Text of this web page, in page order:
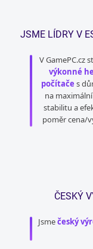
JSME LÍDRY V
V GamePC.cz
výkonné
počítače s
na maximální
stabilitu a
poměr cena/
ČESKÝ
Jsmečeský